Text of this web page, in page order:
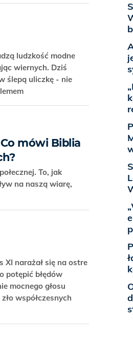
ludzkość modne
wiernych. Dziś
ślepą uliczkę - nie
mówi Biblia
To, jak
na naszą wiarę,
XI narażał się na ostre
potępić błędów
mocnego głosu
współczesnych